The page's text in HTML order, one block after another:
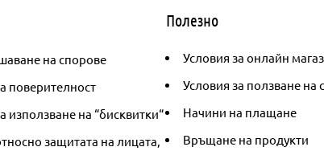
на спорове
поверителност
използване на “бисквитки“
защитата на лицата,
Полезно
Условия за онлайн
Условия за ползване на
Начини на плащане
Връщане на продукти